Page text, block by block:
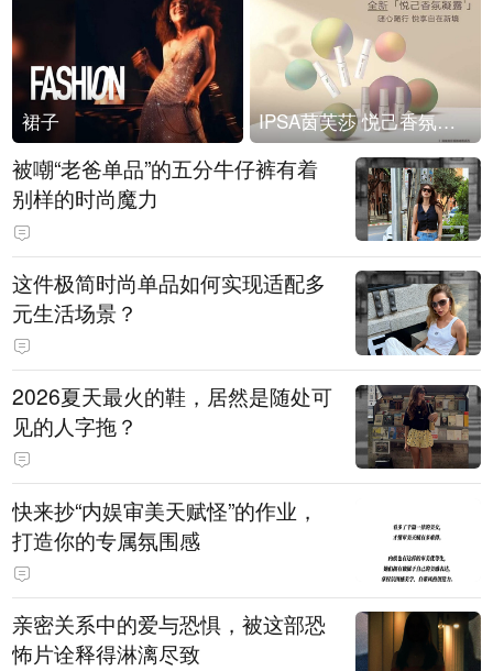
裙子 IPSA茵芙莎 悦己香氛凝露上市
被嘲“老爸单品”的五分牛仔裤有着
别样的时尚魔力
这件极简时尚单品如何实现适配多
元生活场景？
2026夏天最火的鞋，居然是随处可
见的人字拖？
快来抄“内娱审美天赋怪”的作业，
打造你的专属氛围感
亲密关系中的爱与恐惧，被这部恐
怖片诠释得淋漓尽致